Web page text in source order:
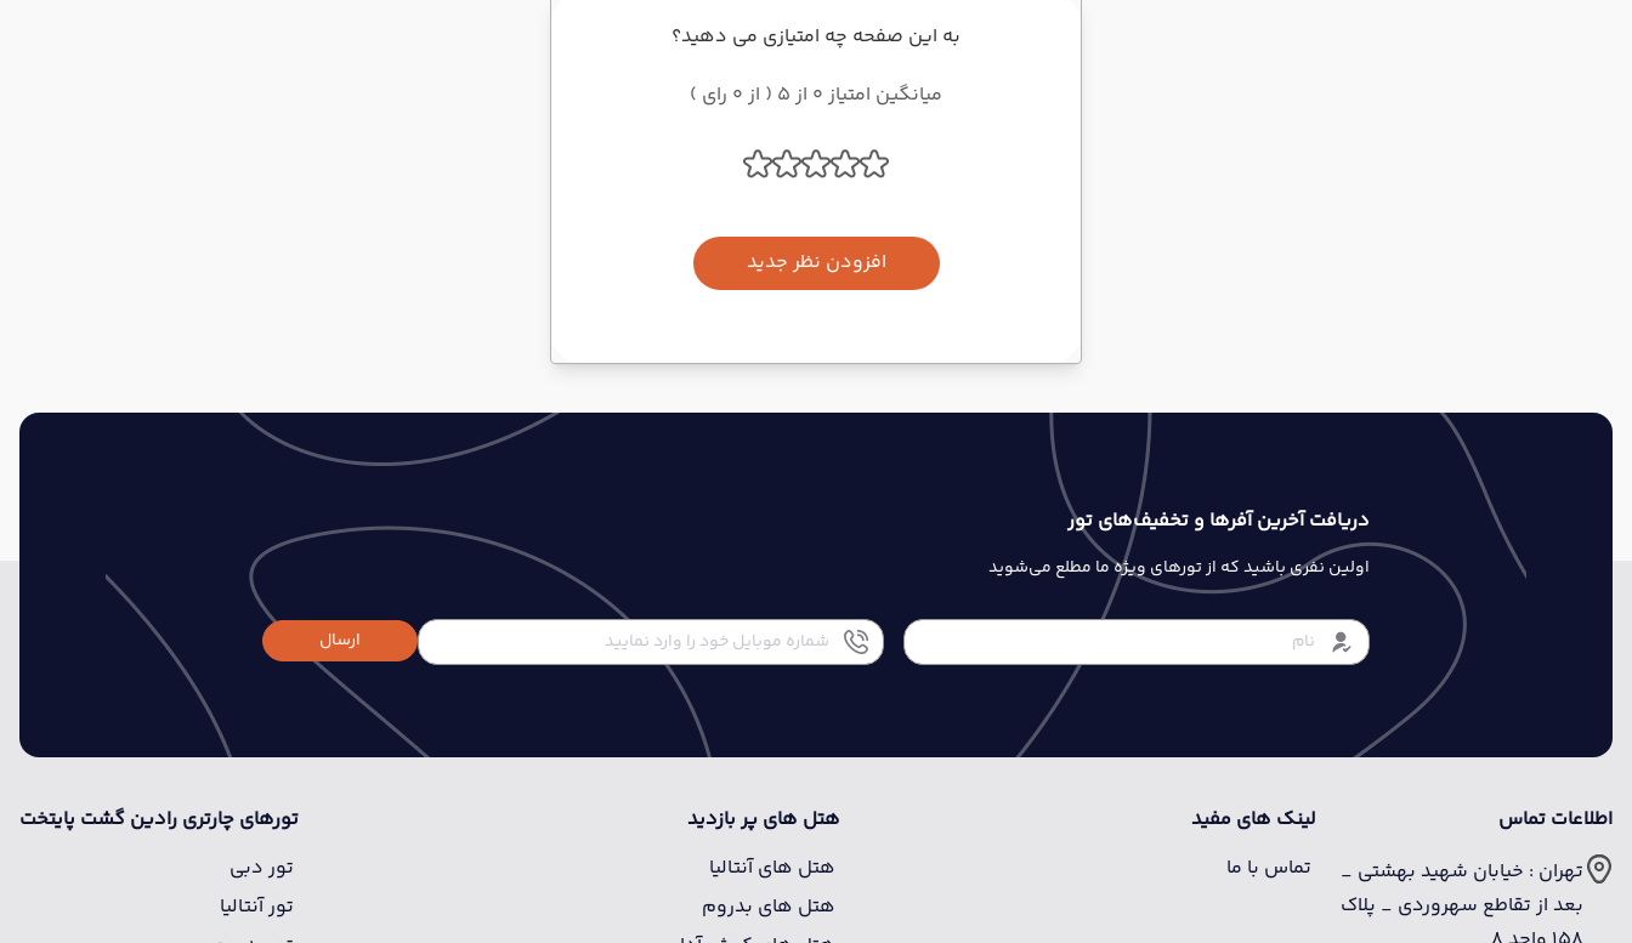
به این صفحه چه امتیازی می دهید؟
میانگین امتیاز 0 از 5 ( از 0 رای )
افزودن نظر جدید
دریافت آخرین آفرها و تخفیف‌های تور
اولین نفری باشید که از تورهای ویژه ما مطلع می‌شوید
ارسال
اطلاعات تماس
تهران : خیابان شهید بهشتی _
بعد از تقاطع سهروردی _ پلاک
لینک های مفید
تماس با ما
هتل های پر بازدید
هتل های آنتالیا
هتل های بدروم
تورهای چارتری رادین گشت پایتخت
تور دبی
تور آنتالیا